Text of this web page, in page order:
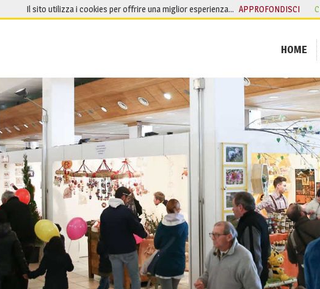
HOME
Il sito utilizza i cookies per offrire una miglior esperienza… APPROFONDISCI